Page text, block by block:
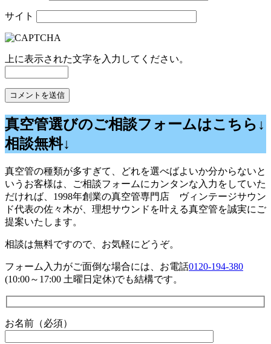
サイト
上に表示された文字を入力してください。
真空管選びのご相談フォームはこちら↓
相談無料↓
真空管の種類が多すぎて、どれを選べばよいか分からないと
いうお客様は、ご相談フォームにカンタンな入力をしていた
だければ、1998年創業の真空管専門店 ヴィンテージサウン
ド代表の佐々木が、理想サウンドを叶える真空管を誠実にご
提案いたします。
相談は無料ですので、お気軽にどうぞ。
フォーム入力がご面倒な場合には、お電話0120-194-380
(10:00～17:00 土曜日定休)でも結構です。
お名前（必須）